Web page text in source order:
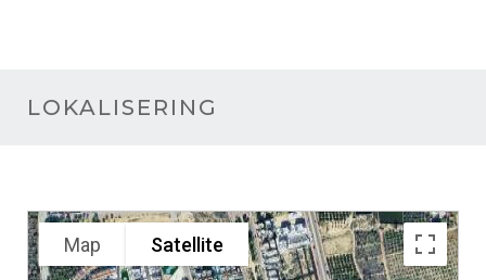
LOKALISERING
Map Satellite